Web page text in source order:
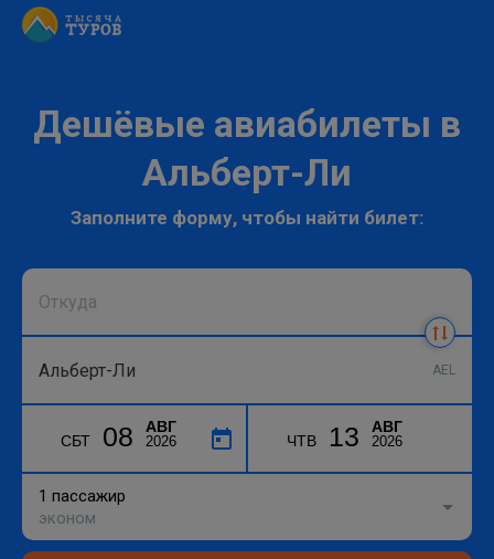
Дешёвые авиабилеты в
Альберт-Ли
Заполните форму, чтобы найти билет:
AEL
СБТ 08 АВГ
2026 ЧТВ 13 АВГ
2026
1 пассажир
эконом